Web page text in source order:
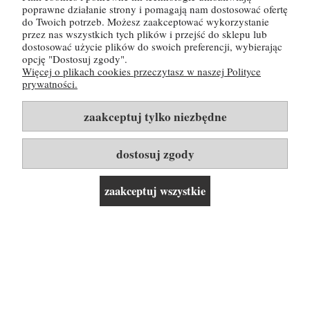
POMOC
MOJE KONTO
PŁATNOŚCI I DOSTAWA
INFORMACJE
O NAS
poprawne działanie strony i pomagają nam dostosować ofertę
do Twoich potrzeb. Możesz zaakceptować wykorzystanie
przez nas wszystkich tych plików i przejść do sklepu lub
dostosować użycie plików do swoich preferencji, wybierając
opcję "Dostosuj zgody".
Więcej o plikach cookies przeczytasz w naszej Polityce
prywatności.
zaakceptuj tylko niezbędne
dostosuj zgody
zaakceptuj wszystkie